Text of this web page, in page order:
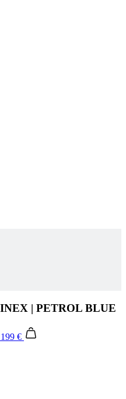
| PETROL BLUE
199 €